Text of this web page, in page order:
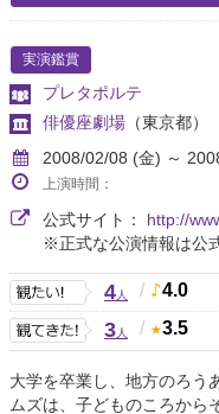
実演鑑賞
プレタポルテ
俳優座劇場 （東京都）
2008/02/08 (金) ～
上演時間：
公式サイト： http://
※正式な公演情報は公
4人 / 4.0
3人 / 3.5
大学を卒業し、地方のろう
ムズは、子どものころから